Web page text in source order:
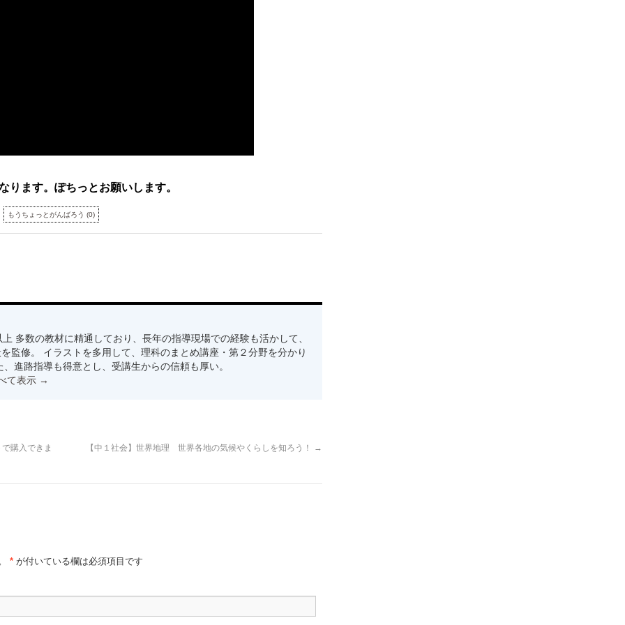
ります。ぽちっとお願いします。
もうちょっとがんばろう (0)
多数の教材に精通しており、長年の指導現場での経験も活かして、
監修。 イラストを多用して、理科のまとめ講座・第２分野を分かり
進路指導も得意とし、受講生からの信頼も厚い。
て表示 →
購入できま 【中１社会】世界地理 世界各地の気候やくらしを知ろう！ →
* が付いている欄は必須項目です